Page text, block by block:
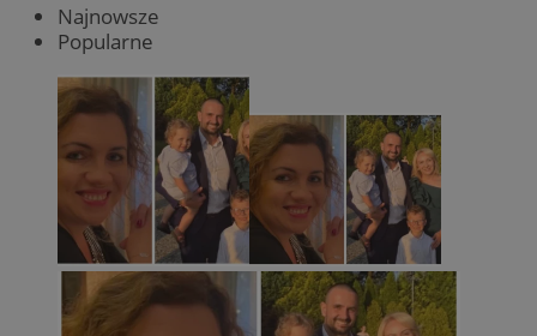
Najnowsze
Popularne